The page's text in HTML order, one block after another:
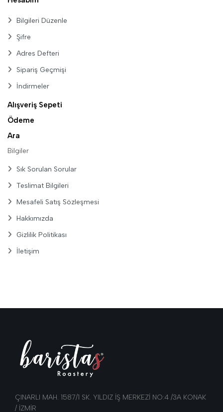
Bilgileri Düzenle
Şifre
Adres Defteri
Sipariş Geçmişi
İndirmeler
Alışveriş Sepeti
Ödeme
Ara
Bilgiler
Sık Sorulan Sorular
Teslimat Bilgileri
Mesafeli Satış Sözleşmesi
Hakkımızda
Gizlilik Politikası
İletişim
ÇINARLI MAH. 1587/1 SK. YILDIZ İŞ MERKEZİ NO:4 /3A KONAK
/ İZMİR